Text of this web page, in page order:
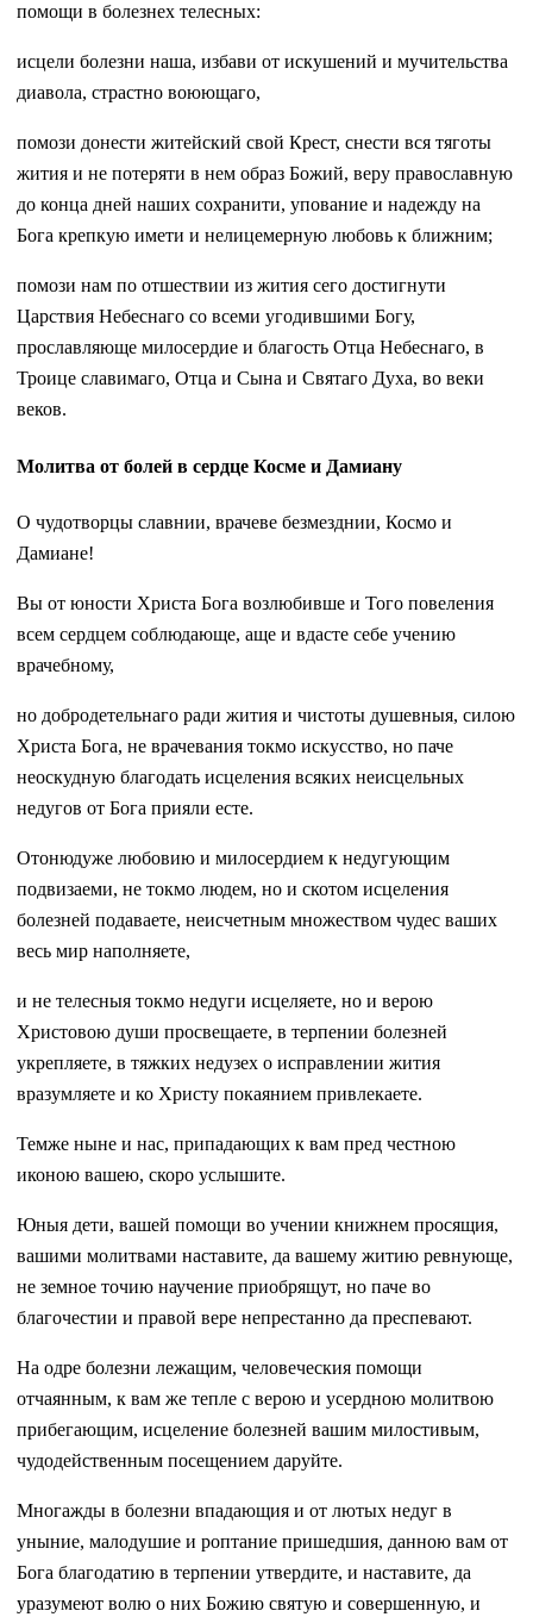
помощи в болезнех телесных:
исцели болезни наша, избави от искушений и мучительства
диавола, страстно воюющаго,
помози донести житейский свой Крест, снести вся тяготы
жития и не потеряти в нем образ Божий, веру православную
до конца дней наших сохранити, упование и надежду на
Бога крепкую имети и нелицемерную любовь к ближним;
помози нам по отшествии из жития сего достигнути
Царствия Небеснаго со всеми угодившими Богу,
прославляюще милосердие и благость Отца Небеснаго, в
Троице славимаго, Отца и Сына и Святаго Духа, во веки
веков.
Молитва от болей в сердце Косме и Дамиану
О чудотворцы славнии, врачеве безмезднии, Космо и
Дамиане!
Вы от юности Христа Бога возлюбивше и Того повеления
всем сердцем соблюдающе, аще и вдасте себе учению
врачебному,
но добродетельнаго ради жития и чистоты душевныя, силою
Христа Бога, не врачевания токмо искусство, но паче
неоскудную благодать исцеления всяких неисцельных
недугов от Бога прияли есте.
Отонюдуже любовию и милосердием к недугующим
подвизаеми, не токмо людем, но и скотом исцеления
болезней подаваете, неисчетным множеством чудес ваших
весь мир наполняете,
и не телесныя токмо недуги исцеляете, но и верою
Христовою души просвещаете, в терпении болезней
укрепляете, в тяжких недузех о исправлении жития
вразумляете и ко Христу покаянием привлекаете.
Темже ныне и нас, припадающих к вам пред честною
иконою вашею, скоро услышите.
Юныя дети, вашей помощи во учении книжнем просящия,
вашими молитвами наставите, да вашему житию ревнующе,
не земное точию научение приобрящут, но паче во
благочестии и правой вере непрестанно да преспевают.
На одре болезни лежащим, человеческия помощи
отчаянным, к вам же тепле с верою и усердною молитвою
прибегающим, исцеление болезней вашим милостивым,
чудодейственным посещением даруйте.
Многажды в болезни впадающия и от лютых недуг в
уныние, малодушие и роптание пришедшия, данною вам от
Бога благодатию в терпении утвердите, и наставите, да
уразумеют волю о них Божию святую и совершенную, и